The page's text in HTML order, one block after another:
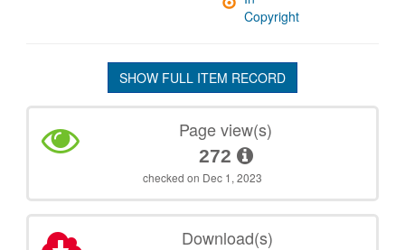
Copyright
SHOW FULL ITEM RECORD
Page view(s)
272
checked on Dec 1, 2023
Download(s)